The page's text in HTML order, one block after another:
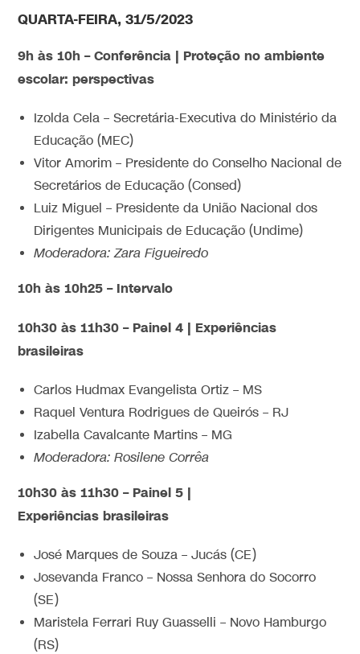
QUARTA-FEIRA, 31/5/2023
9h às 10h – Conferência | Proteção no ambiente
escolar: perspectivas
Izolda Cela – Secretária-Executiva do Ministério da
Educação (MEC)
Vitor Amorim – Presidente do Conselho Nacional de
Secretários de Educação (Consed)
Luiz Miguel – Presidente da União Nacional dos
Dirigentes Municipais de Educação (Undime)
Moderadora: Zara Figueiredo
10h às 10h25 – Intervalo
10h30 às 11h30 – Painel 4 | Experiências
brasileiras
Carlos Hudmax Evangelista Ortiz – MS
Raquel Ventura Rodrigues de Queirós – RJ
Izabella Cavalcante Martins – MG
Moderadora: Rosilene Corrêa
10h30 às 11h30 – Painel 5 |
Experiências brasileiras
José Marques de Souza – Jucás (CE)
Josevanda Franco – Nossa Senhora do Socorro
(SE)
Maristela Ferrari Ruy Guasselli – Novo Hamburgo
(RS)